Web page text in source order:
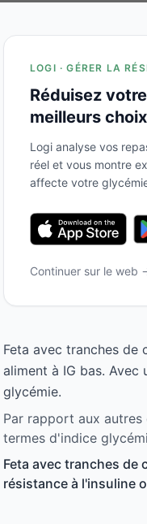
LOGI · GÉRER LA
Réduisez
meilleurs
Logi analyse vos
réel et vous montre
affecte votre
Continuer sur le web
Feta avec tranches de
aliment à IG bas.
glycémie.
Par rapport aux autres
termes d'indice
Feta avec tranches de
résistance à l'insuline